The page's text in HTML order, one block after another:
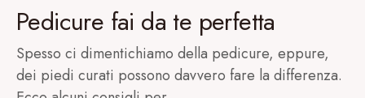
Pedicure fai da te perfetta
Spesso ci dimentichiamo della pedicure, eppure,
dei piedi curati possono davvero fare la differenza.